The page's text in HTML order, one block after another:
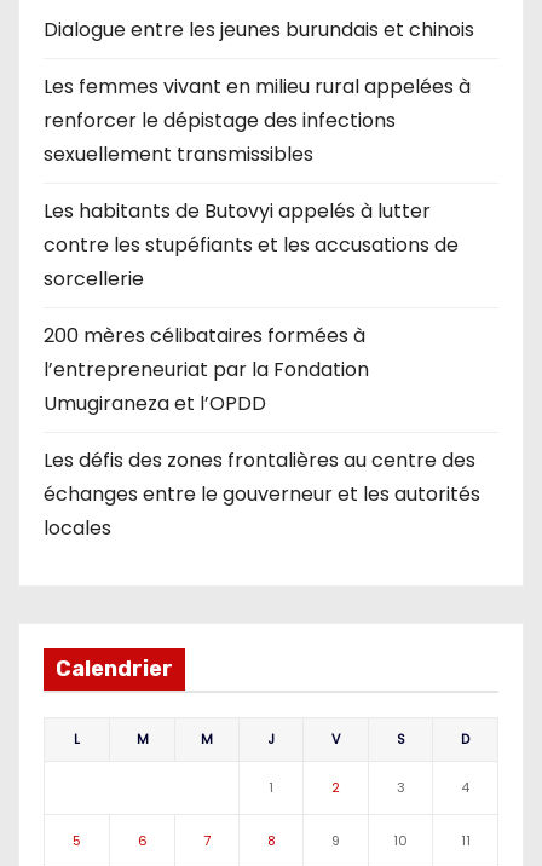
Dialogue entre les jeunes burundais et chinois
Les femmes vivant en milieu rural appelées à
renforcer le dépistage des infections
sexuellement transmissibles
Les habitants de Butovyi appelés à lutter
contre les stupéfiants et les accusations de
sorcellerie
200 mères célibataires formées à
l’entrepreneuriat par la Fondation
Umugiraneza et l’OPDD
Les défis des zones frontalières au centre des
échanges entre le gouverneur et les autorités
locales
Calendrier
L M M J V S D
1 2 3 4
5 6 7 8 9 10 11